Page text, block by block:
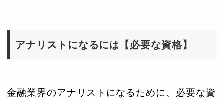
アナリストになるには【必要な資格】
金融業界のアナリストになるために、必要な資